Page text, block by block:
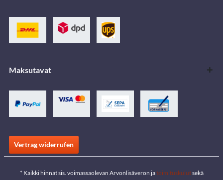
Maksutavat
Vertrag widerrufen
* Kaikki hinnat sis. voimassaolevan Arvonlisäveron jatoimituskulutsekä